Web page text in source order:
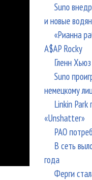
Suno
и новые
«Рианна
A$AP Rocky
Гленн
Suno
немецкому
Linkin Park
«Unshatter»
РАО
В сеть
года
Ферги